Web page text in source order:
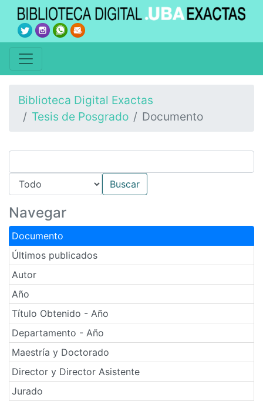
Biblioteca Digital Exactas
Tesis de Posgrado
Documento
Navegar
Documento
Últimos publicados
Autor
Año
Título Obtenido - Año
Departamento - Año
Maestría y Doctorado
Director y Director Asistente
Jurado